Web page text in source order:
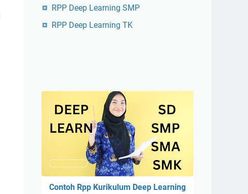
RPP Deep Learning SMP
RPP Deep Learning TK
Contoh Rpp Kurikulum Deep Learning